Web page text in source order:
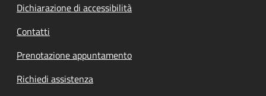
Dichiarazione di accessibilità
Contatti
Prenotazione appuntamento
Richiedi assistenza